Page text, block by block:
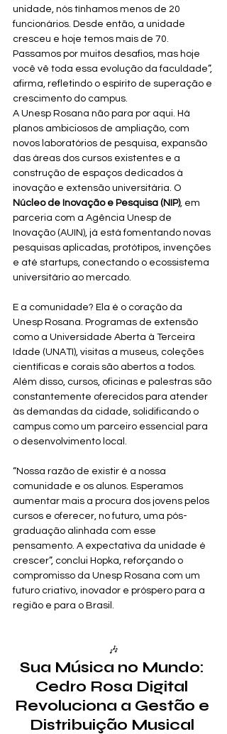
unidade, nós tínhamos menos de 20
funcionários. Desde então, a unidade
cresceu e hoje temos mais de 70.
Passamos por muitos desafios, mas hoje
você vê toda essa evolução da faculdade”,
afirma, refletindo o espírito de superação e
crescimento do campus.
A Unesp Rosana não para por aqui. Há
planos ambiciosos de ampliação, com
novos laboratórios de pesquisa, expansão
das áreas dos cursos existentes e a
construção de espaços dedicados à
inovação e extensão universitária. O
Núcleo de Inovação e Pesquisa (NIP), em
parceria com a Agência Unesp de
Inovação (AUIN), já está fomentando novas
pesquisas aplicadas, protótipos, invenções
e até startups, conectando o ecossistema
universitário ao mercado.
E a comunidade? Ela é o coração da
Unesp Rosana. Programas de extensão
como a Universidade Aberta à Terceira
Idade (UNATI), visitas a museus, coleções
científicas e corais são abertos a todos.
Além disso, cursos, oficinas e palestras são
constantemente oferecidos para atender
às demandas da cidade, solidificando o
campus como um parceiro essencial para
o desenvolvimento local.
“Nossa razão de existir é a nossa
comunidade e os alunos. Esperamos
aumentar mais a procura dos jovens pelos
cursos e oferecer, no futuro, uma pós-
graduação alinhada com esse
pensamento. A expectativa da unidade é
crescer”, conclui Hopka, reforçando o
compromisso da Unesp Rosana com um
futuro criativo, inovador e próspero para a
região e para o Brasil.
🎶
Sua Música no Mundo:
Cedro Rosa Digital
Revoluciona a Gestão e
Distribuição Musical